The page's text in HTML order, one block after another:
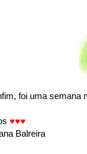
foi uma semana
♥♥♥
Balreira